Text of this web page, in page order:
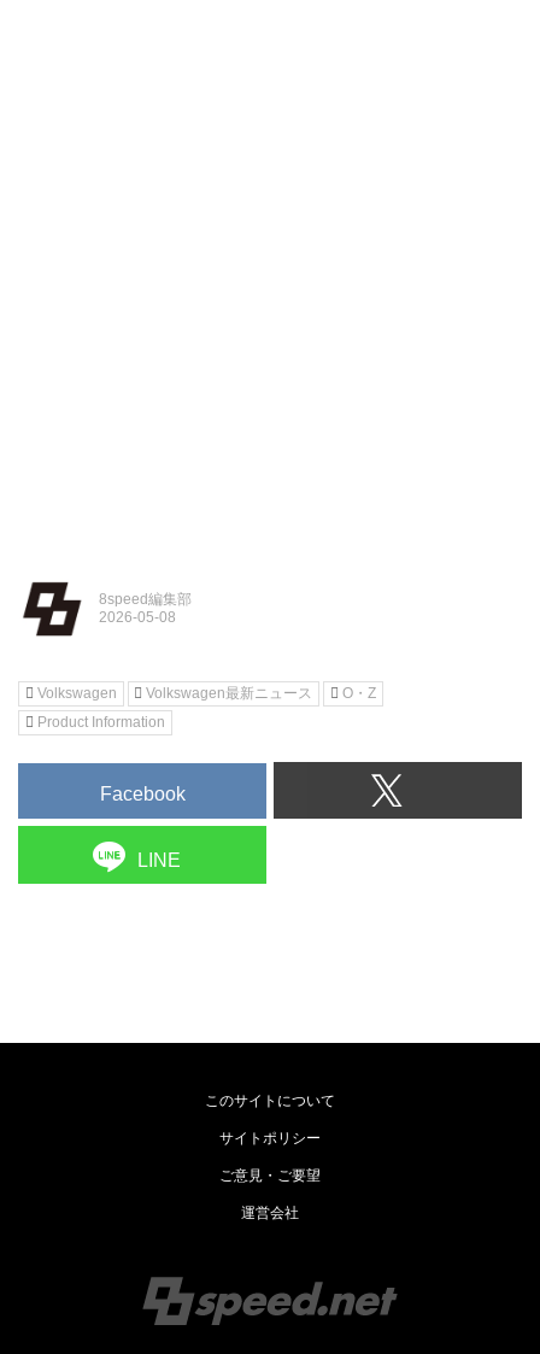
8speed編集部
Volkswagen Volkswagen最新ニュース
O・Z
Product Information
Facebook
LINE
このサイトについて
サイトポリシー
ご意見・ご要望
運営会社